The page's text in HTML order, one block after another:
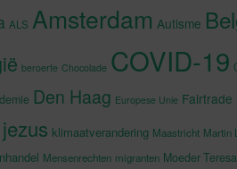
ALS Amsterdam Autisme
beroerte Chocolade COVID-19
Den Haag Europese Unie Fairtrade
jezus klimaatverandering Maastricht Martin
Mensenrechten migranten Moeder Teresa